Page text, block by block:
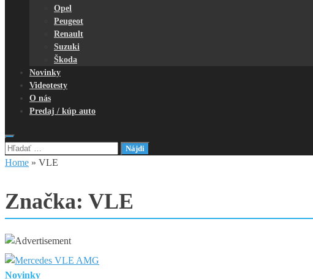
Opel
Peugeot
Renault
Suzuki
Škoda
Novinky
Videotesty
O nás
Predaj / kúp auto
Hľadať:
Home » VLE
Značka: VLE
Novinky